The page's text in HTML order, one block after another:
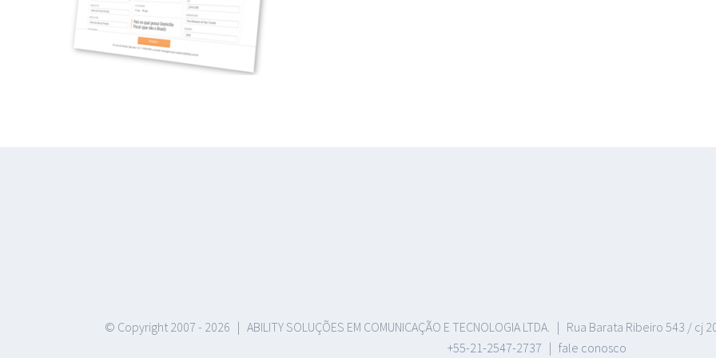
© Copyright 2007 - 2026 | ABILITY SOLUÇÕES EM COMUNICAÇÃO E TECNOLOGIA LTDA. | Rua Barata Ribeiro 543 /
+55-21-2547-2737 | fale conosco